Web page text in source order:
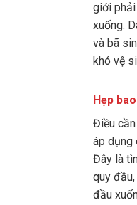
giới
xuống.
và bã
khó vệ
Hẹp
Điều
áp dụng
Đây là
quy
đầu